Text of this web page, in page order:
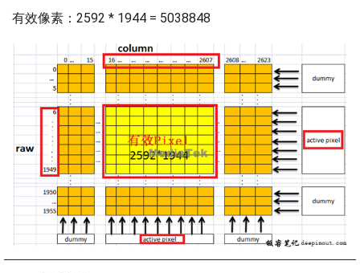
有效像素：2592 * 1944 = 5038848